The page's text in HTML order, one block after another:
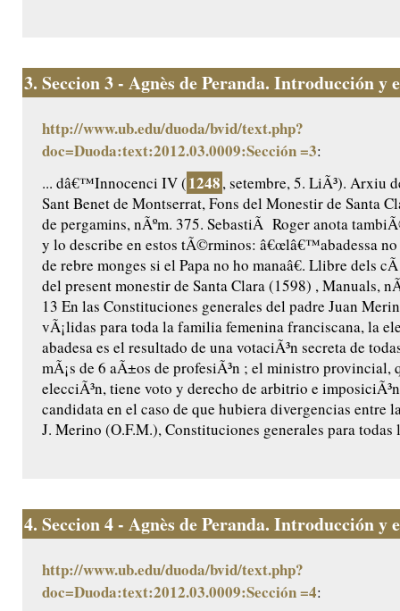
3. Seccion 3 - Agnès de Peranda. Introducción y
http://www.ub.edu/duoda/bvid/text.php?
doc=Duoda:text:2012.03.0009:Sección =3:
... dâ€™Innocenci IV (1248, setembre, 5. LiÃ³). Arxiu
Sant Benet de Montserrat, Fons del Monestir de Santa
de pergamins, nÃºm. 375. SebastiÃ Roger anota
y lo describe en estos tÃ©rminos: â€œlâ€™abadessa
de rebre monges si el Papa no ho manaâ€. Llibre dels
del present monestir de Santa Clara (1598) , Manuals,
13 En las Constituciones generales del padre Juan
vÃ¡lidas para toda la familia femenina franciscana, la
abadesa es el resultado de una votaciÃ³n secreta de
mÃ¡s de 6 aÃ±os de profesiÃ³n ; el ministro provincial,
elecciÃ³n, tiene voto y derecho de arbitrio e
candidata en el caso de que hubiera divergencias entre
J. Merino (O.F.M.), Constituciones generales para todas
4. Seccion 4 - Agnès de Peranda. Introducción y
http://www.ub.edu/duoda/bvid/text.php?
doc=Duoda:text:2012.03.0009:Sección =4: